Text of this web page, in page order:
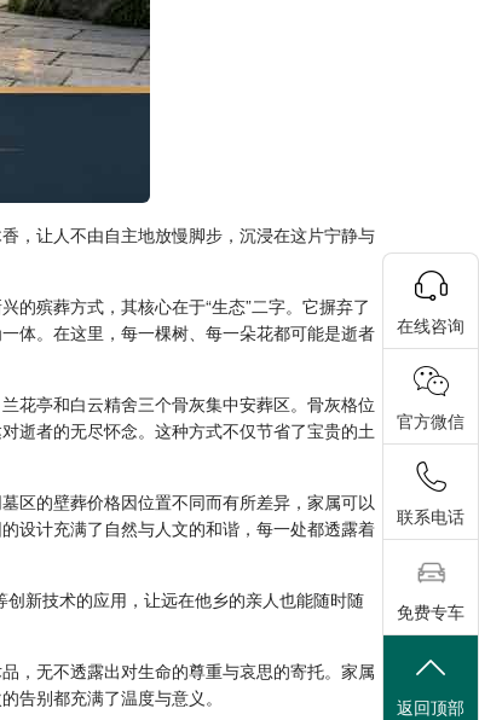
，让人不由自主地放慢脚步，沉浸在这片宁静与
的殡葬方式，其核心在于“生态”二字。它摒弃了
体。在这里，每一棵树、每一朵花都可能是逝者
花亭和白云精舍三个骨灰集中安葬区。骨灰格位
逝者的无尽怀念。这种方式不仅节省了宝贵的土
区的壁葬价格因位置不同而有所差异，家属可以
设计充满了自然与人文的和谐，每一处都透露着
新技术的应用，让远在他乡的亲人也能随时随
，无不透露出对生命的尊重与哀思的寄托。家属
告别都充满了温度与意义。
在线咨询
官方微信
联系电话
免费专车
返回顶部